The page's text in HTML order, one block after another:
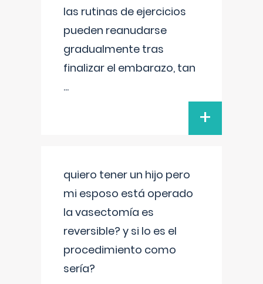
las rutinas de ejercicios
pueden reanudarse
gradualmente tras
finalizar el embarazo, tan
...
+
quiero tener un hijo pero
mi esposo está operado
la vasectomía es
reversible? y si lo es el
procedimiento como
sería?